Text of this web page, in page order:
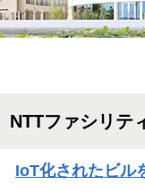
NTTファシリテ
IoT化されたビル